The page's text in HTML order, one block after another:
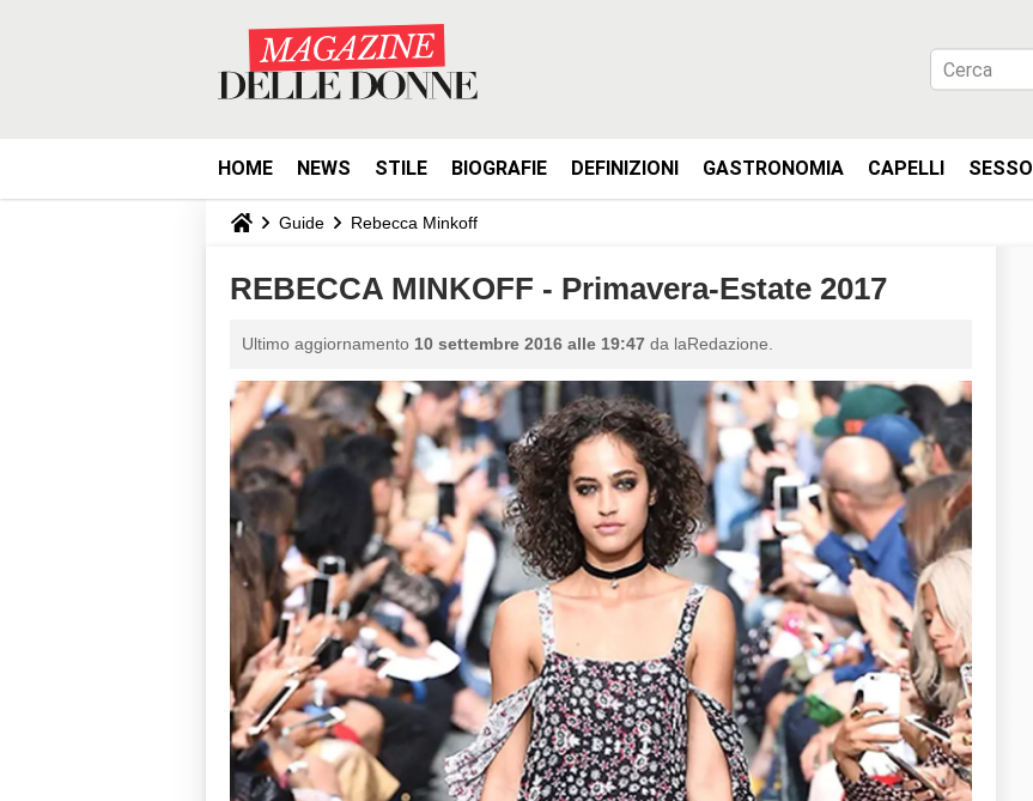
HOME NEWS STILE BIOGRAFIE DEFINIZIONI GASTRONOMIA CAPELLI SESSO
Guide Rebecca Minkoff
REBECCA MINKOFF - Primavera-Estate 2017
Ultimo aggiornamento 10 settembre 2016 alle 19:47 da laRedazione.